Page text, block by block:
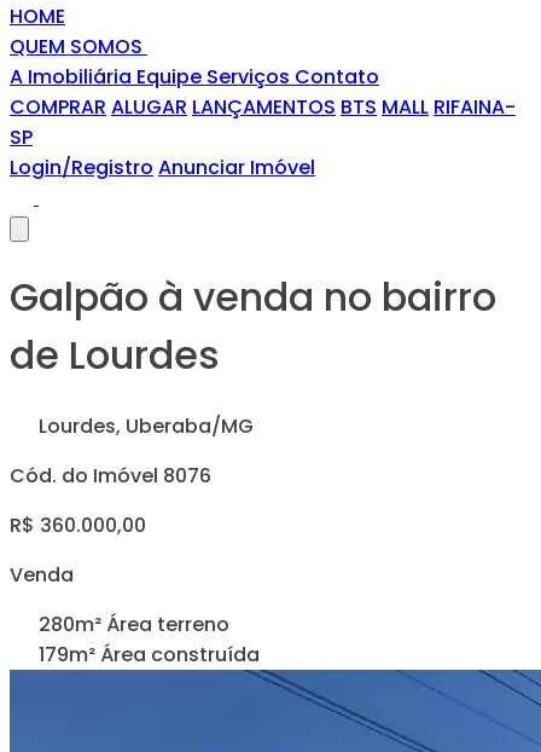
HOME
QUEM SOMOS
A Imobiliária Equipe Serviços Contato
COMPRAR ALUGAR LANÇAMENTOS BTS MALL RIFAINA-
SP
Login/Registro Anunciar Imóvel
Galpão à venda no bairro
de Lourdes
Lourdes, Uberaba/MG
Cód. do Imóvel 8076
R$ 360.000,00
Venda
280m² Área terreno
179m² Área construída